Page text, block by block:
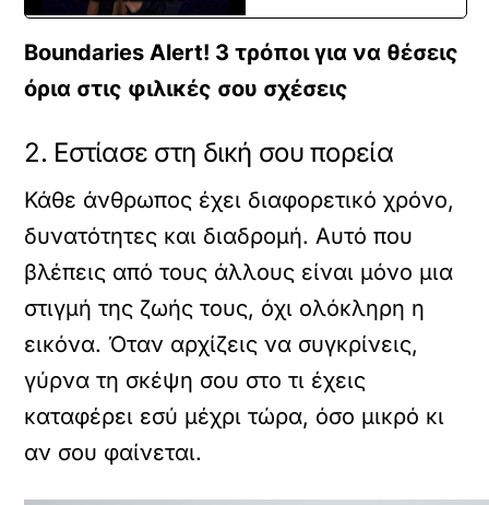
Boundaries Alert! 3 τρόποι για να θέσεις
όρια στις φιλικές σου σχέσεις
2. Εστίασε στη δική σου πορεία
Κάθε άνθρωπος έχει διαφορετικό χρόνο,
δυνατότητες και διαδρομή. Αυτό που
βλέπεις από τους άλλους είναι μόνο μια
στιγμή της ζωής τους, όχι ολόκληρη η
εικόνα. Όταν αρχίζεις να συγκρίνεις,
γύρνα τη σκέψη σου στο τι έχεις
καταφέρει εσύ μέχρι τώρα, όσο μικρό κι
αν σου φαίνεται.